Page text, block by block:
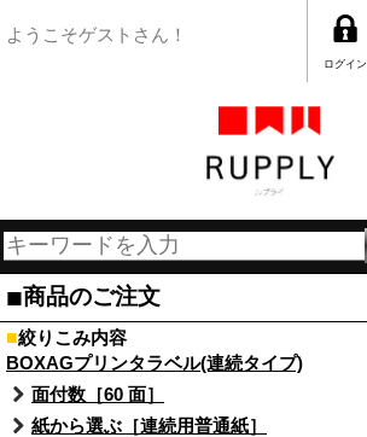
ようこそゲストさん！
ログイン
■商品のご注文
■絞りこみ内容
BOXAGプリンタラベル(連続タイプ)
面付数［60 面］
紙から選ぶ［連続用普通紙］